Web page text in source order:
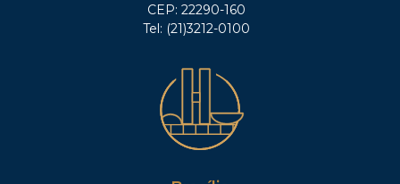
CEP: 22290-160
Tel: (21)3212-0100